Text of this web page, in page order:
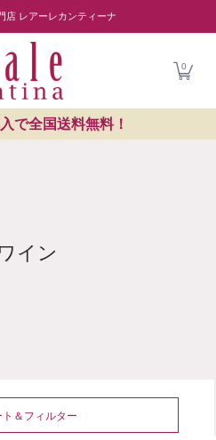
紹介 読み物 レストラン紹介
店 レアーレカンティーナ
0
で全国送料無料！
イン
ト＆フィルター